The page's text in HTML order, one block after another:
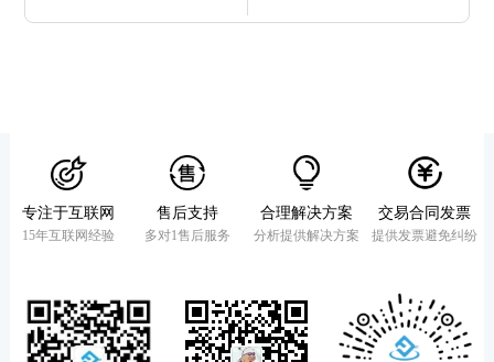
专注于互联网
15年互联网经验
售后支持
多对1售后服务
合理解决方案
分析提供解决方案
交易合同发票
提供发票避免纠纷